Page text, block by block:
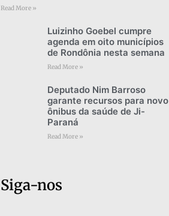
Read More »
Luizinho Goebel cumpre
agenda em oito municípios
de Rondônia nesta semana
Read More »
Deputado Nim Barroso
garante recursos para novo
ônibus da saúde de Ji-
Paraná
Read More »
Siga-nos